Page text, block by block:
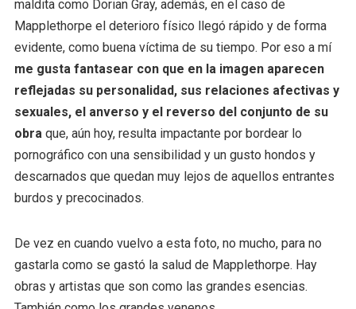
maldita como Dorian Gray, además, en el caso de
Mapplethorpe el deterioro físico llegó rápido y de forma
evidente, como buena víctima de su tiempo. Por eso a mí
me gusta fantasear con que en la imagen aparecen
reflejadas su personalidad, sus relaciones afectivas y
sexuales, el anverso y el reverso del conjunto de su
obra que, aún hoy, resulta impactante por bordear lo
pornográfico con una sensibilidad y un gusto hondos y
descarnados que quedan muy lejos de aquellos entrantes
burdos y precocinados.
De vez en cuando vuelvo a esta foto, no mucho, para no
gastarla como se gastó la salud de Mapplethorpe. Hay
obras y artistas que son como las grandes esencias.